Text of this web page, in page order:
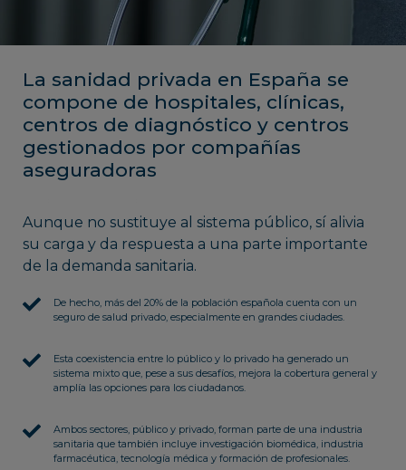
La sanidad privada en España se
compone de hospitales, clínicas,
centros de diagnóstico y centros
gestionados por compañías
aseguradoras
Aunque no sustituye al sistema público, sí alivia
su carga y da respuesta a una parte importante
de la demanda sanitaria.
De hecho, más del 20% de la población española cuenta con un
seguro de salud privado, especialmente en grandes ciudades.
Esta coexistencia entre lo público y lo privado ha generado un
sistema mixto que, pese a sus desafíos, mejora la cobertura general y
amplía las opciones para los ciudadanos.
Ambos sectores, público y privado, forman parte de una industria
sanitaria que también incluye investigación biomédica, industria
farmacéutica, tecnología médica y formación de profesionales.